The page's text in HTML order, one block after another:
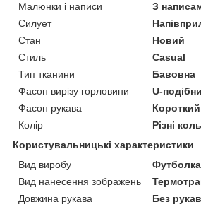
Малюнки і написи
З
Силует
Стан
Новий
Стиль
Casual
Тип тканини
Бавовна
Фасон вирізу горловини
U-
Фасон рукава
Короткий
Колір
Різні
Користувальницькі характеристики
Вид виробу
Футболка
Вид нанесення зображень
Довжина рукава
Без